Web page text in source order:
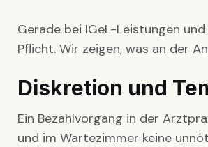
Gerade bei IGeL-Leistungen
Pflicht. Wir zeigen, was an der
Diskretion und
Ein Bezahlvorgang in der
und im Wartezimmer keine